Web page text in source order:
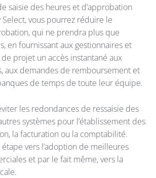
saisie des heures et d’approbation
Select, vous pourrez réduire le
qui ne prendra plus que
en fournissant aux gestionnaires et
projet un accès instantané aux
aux demandes de remboursement et
de temps de toute leur équipe.
les redondances de ressaisie des
systèmes pour l’établissement des
la facturation ou la comptabilité.
étape vers l’adoption de meilleures
et par le fait même, vers la